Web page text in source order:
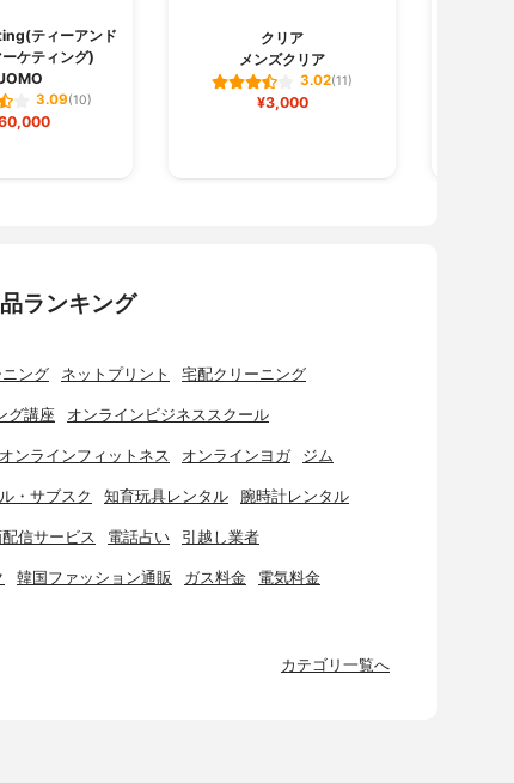
ティーアンド
ケティング)
3.09(10)
クリア
メンズクリア
3.02(11)
¥3,000
ランキング
ング ネットプリント 宅配クリーニング
グ講座 オンラインビジネススクール
オンラインフィットネス オンラインヨガ ジム
・サブスク 知育玩具レンタル 腕時計レンタル
信サービス 電話占い 引越し業者
韓国ファッション通販 ガス料金 電気料金
カテゴリ一覧へ